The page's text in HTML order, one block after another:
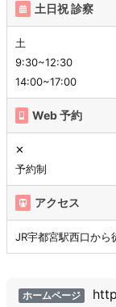
土日祝 診察
土
9:30~12:30
14:00~17:00
Web 予約
✕
予約制
アクセス
JR宇都宮駅西口から
ホームページ